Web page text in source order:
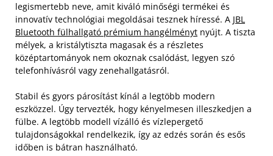
legismertebb neve, amit kiváló minőségi termékei és
innovatív technológiai megoldásai tesznek híressé. A JBL
Bluetooth fülhallgató prémium hangélményt nyújt. A tiszta
mélyek, a kristálytiszta magasak és a részletes
középtartományok nem okoznak csalódást, legyen szó
telefonhívásról vagy zenehallgatásról.
Stabil és gyors párosítást kínál a legtöbb modern
eszközzel. Úgy tervezték, hogy kényelmesen illeszkedjen a
fülbe. A legtöbb modell vízálló és vízlepergető
tulajdonságokkal rendelkezik, így az edzés során és esős
időben is bátran használható.